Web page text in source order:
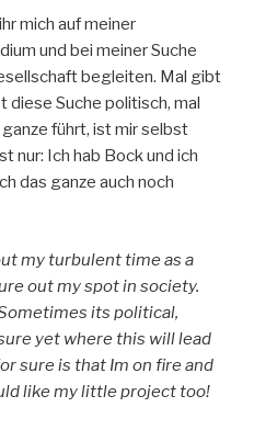
mich auf meiner
und bei meiner Suche
begleiten. Mal gibt
diese Suche politisch, mal
führt, ist mir selbst
nur: Ich hab Bock und ich
das ganze auch noch
my turbulent time as a
out my spot in society.
its political,
yet where this will lead
sure is that Im on fire and
like my little project too!